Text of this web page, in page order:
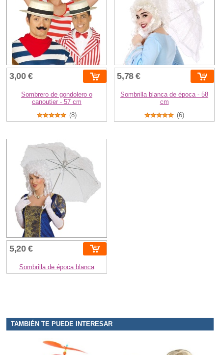
3,00 €
Sombrero de gondolero o
canoutier - 57 cm
(8)
5,78 €
Sombrilla blanca de época - 58
cm
(6)
5,20 €
Sombrilla de época blanca
TAMBIÉN TE PUEDE INTERESAR